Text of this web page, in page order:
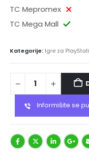
TC Mepromex
TC Mega Mall
Kategorije: Igre za
Informišite se